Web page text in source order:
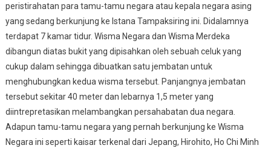
peristirahatan para tamu-tamu negara atau kepala negara asing
yang sedang berkunjung ke Istana Tampaksiring ini. Didalamnya
terdapat 7 kamar tidur. Wisma Negara dan Wisma Merdeka
dibangun diatas bukit yang dipisahkan oleh sebuah celuk yang
cukup dalam sehingga dibuatkan satu jembatan untuk
menghubungkan kedua wisma tersebut. Panjangnya jembatan
tersebut sekitar 40 meter dan lebarnya 1,5 meter yang
diintrepretasikan melambangkan persahabatan dua negara.
Adapun tamu-tamu negara yang pernah berkunjung ke Wisma
Negara ini seperti kaisar terkenal dari Jepang, Hirohito, Ho Chi Minh